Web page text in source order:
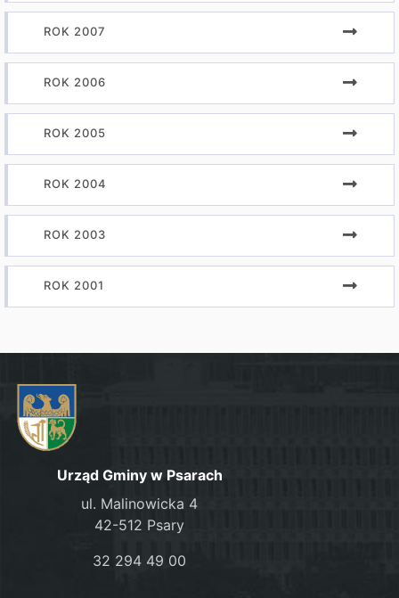
ROK 2007
ROK 2006
ROK 2005
ROK 2004
ROK 2003
ROK 2001
Urząd Gminy w Psarach
ul. Malinowicka 4
42-512 Psary
32 294 49 00